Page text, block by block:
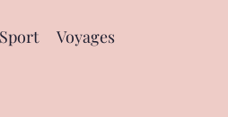
Sport Voyages